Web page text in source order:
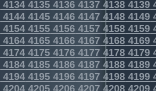
4134 4135 4136 4137 4138 4139
4144 4145 4146 4147 4148 4149
4154 4155 4156 4157 4158 4159
4164 4165 4166 4167 4168 4169
4174 4175 4176 4177 4178 4179
4184 4185 4186 4187 4188 4189
4194 4195 4196 4197 4198 4199
4204 4205 4206 4207 4208 4209